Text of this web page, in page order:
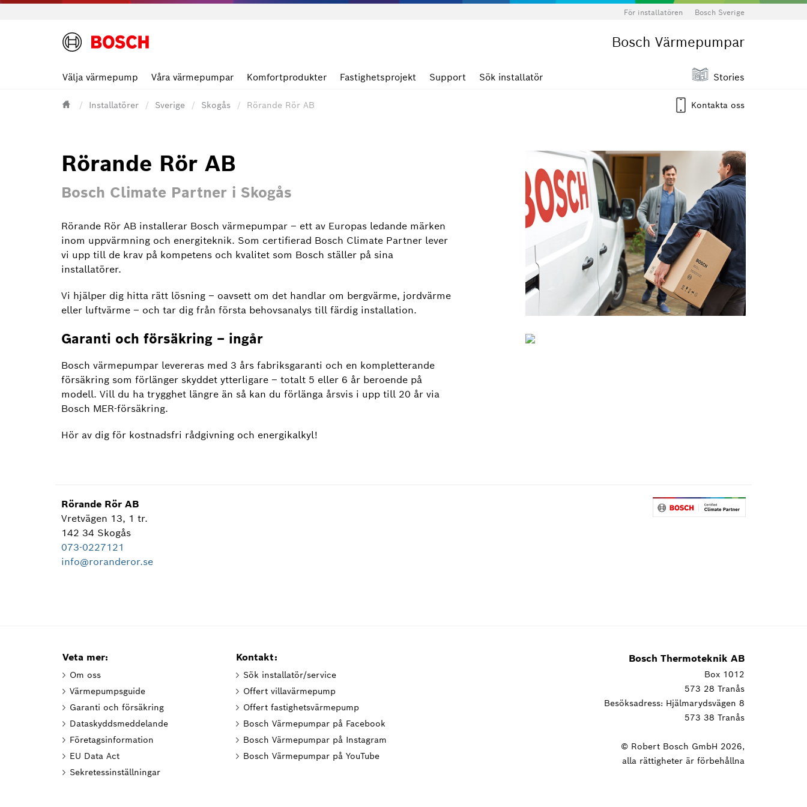
Bosch Sverige
För installatören
Bosch Värmepumpar
Välja värmepump Våra värmepumpar Komfortprodukter Fastighetsprojekt Support Sök installatör Stories
Installatörer Sverige Skogås Rörande Rör AB Kontakta oss
Rörande Rör AB
Bosch Climate Partner i Skogås
Rörande Rör AB installerar Bosch värmepumpar – ett av Europas ledande märken
inom uppvärmning och energiteknik. Som certifierad Bosch Climate Partner lever
vi upp till de krav på kompetens och kvalitet som Bosch ställer på sina
installatörer.
Vi hjälper dig hitta rätt lösning – oavsett om det handlar om bergvärme, jordvärme
eller luftvärme – och tar dig från första behovsanalys till färdig installation.
Garanti och försäkring – ingår
Bosch värmepumpar levereras med 3 års fabriksgaranti och en kompletterande
försäkring som förlänger skyddet ytterligare – totalt 5 eller 6 år beroende på
modell. Vill du ha trygghet längre än så kan du förlänga årsvis i upp till 20 år via
Bosch MER-försäkring.
Hör av dig för kostnadsfri rådgivning och energikalkyl!
Rörande Rör AB
Vretvägen 13, 1 tr.
142 34 Skogås
073-0227121
info@roranderor.se
Veta mer:
Om oss
Värmepumpsguide
Garanti och försäkring
Dataskyddsmeddelande
Företagsinformation
EU Data Act
Sekretessinställningar
Kontakt:
Sök installatör/service
Offert villavärmepump
Offert fastighetsvärmepump
Bosch Värmepumpar på Facebook
Bosch Värmepumpar på Instagram
Bosch Värmepumpar på YouTube
Bosch Thermoteknik AB
Box 1012
573 28 Tranås
Besöksadress: Hjälmarydsvägen 8
573 38 Tranås
© Robert Bosch GmbH 2026,
alla rättigheter är förbehållna